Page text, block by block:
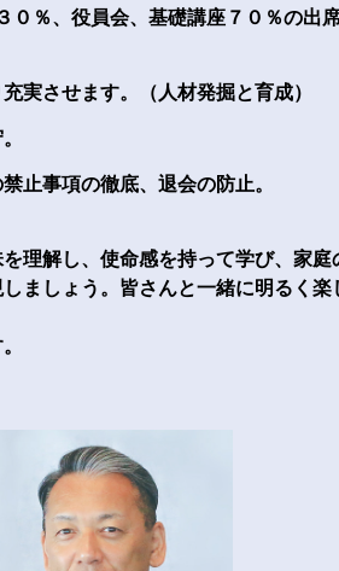
％、役員会、基礎講座７０％の出
実させます。（人材発掘と育成）
止事項の徹底、退会の防止。
理解し、使命感を持って学び、家庭
ましょう。皆さんと一緒に明るく楽